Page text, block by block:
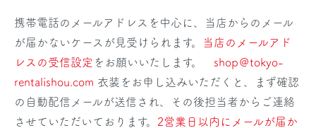
携帯電話のメールアドレスを中心に、当店からのメール
が届かないケースが見受けられます。
当店のメールアド
レスの受信設定 をお願いいたします。 shop＠tokyo-
rentalishou.com 衣装をお申し込みいただくと、まず確認
の自動配信メールが送信され、その後担当者からご連絡
させていただいております。 2営業日以内にメールが届か